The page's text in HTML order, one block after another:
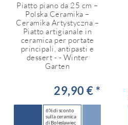
Piatto piano da 25 cm –
Polska Ceramika –
Ceramika Artystyczna –
Piatto artigianale in
ceramica per portate
principali, antipasti e
dessert - - Winter
Garten
29,90 € *
6% di sconto
sulla ceramica
di Bolesławiec